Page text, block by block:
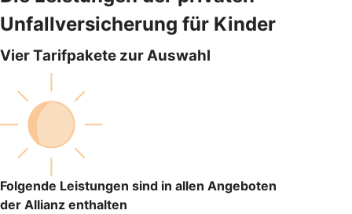
Unfallversicherung für Kinder
Vier Tarifpakete zur Auswahl
Folgende Leistungen sind in allen Angeboten
der Allianz enthalten